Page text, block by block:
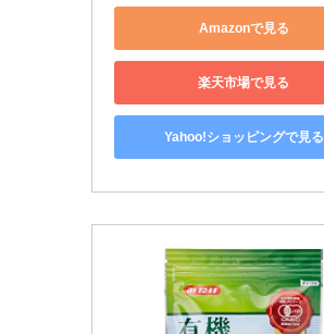
Amazonで見る
楽天市場で見る
Yahoo!ショッピングで見る